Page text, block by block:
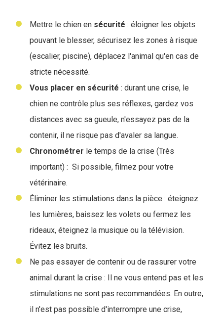
Mettre le chien en sécurité : éloigner les objets
pouvant le blesser, sécurisez les zones à risque
(escalier, piscine), déplacez l'animal qu'en cas de
stricte nécessité.
Vous placer en sécurité : durant une crise, le
chien ne contrôle plus ses réflexes, gardez vos
distances avec sa gueule, n'essayez pas de la
contenir, il ne risque pas d'avaler sa langue.
Chronométrer le temps de la crise (Très
important) : Si possible, filmez pour votre
vétérinaire.
Éliminer les stimulations dans la pièce : éteignez
les lumières, baissez les volets ou fermez les
rideaux, éteignez la musique ou la télévision.
Évitez les bruits.
Ne pas essayer de contenir ou de rassurer votre
animal durant la crise : Il ne vous entend pas et les
stimulations ne sont pas recommandées. En outre,
il n'est pas possible d'interrompre une crise,